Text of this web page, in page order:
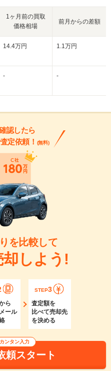
1ヶ月前の買取
価格相場
前月からの差額
14.4万円 1.1万円
- -
認したら
定依頼！ (無料)
を比較して
しよう!
ら
ール
STEP3
査定額を
比べて売却先
を決める
ンタン入力
頼スタート